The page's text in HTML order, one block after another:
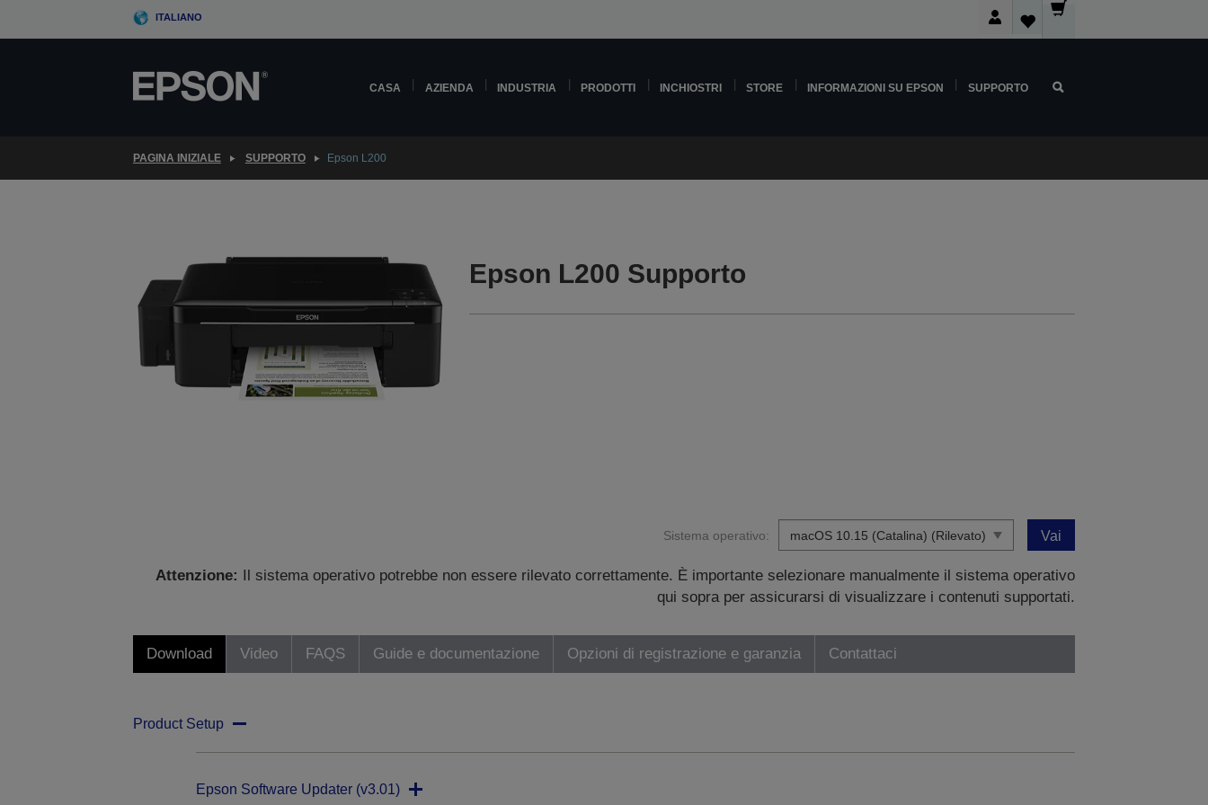
ITALIANO
CASA AZIENDA INDUSTRIA PRODOTTI INCHIOSTRI STORE INFORMAZIONI SU EPSON SUPPORTO
PAGINA INIZIALE SUPPORTO Epson L200
Epson L200 Supporto
Sistema operativo: Vai
Attenzione:
Il sistema operativo potrebbe non essere rilevato correttamente. È importante selezionare manualmente il sistema operativo
qui sopra per assicurarsi di visualizzare i contenuti supportati.
Download Video FAQS Guide e documentazione Opzioni di registrazione e garanzia Contattaci
Product Setup
Epson Software Updater (v3.01)